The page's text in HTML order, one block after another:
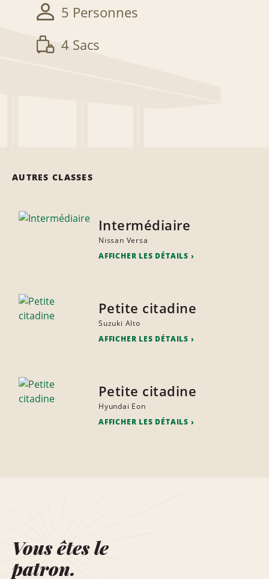
5 Personnes
4 Sacs
AUTRES CLASSES
Intermédiaire
Nissan Versa
AFFICHER LES DÉTAILS
Petite citadine
Suzuki Alto
AFFICHER LES DÉTAILS
Petite citadine
Hyundai Eon
AFFICHER LES DÉTAILS
Vous êtes le
patron.